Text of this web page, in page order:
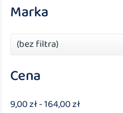
Marka
(bez filtra)
Cena
9,00 zł - 164,00 zł